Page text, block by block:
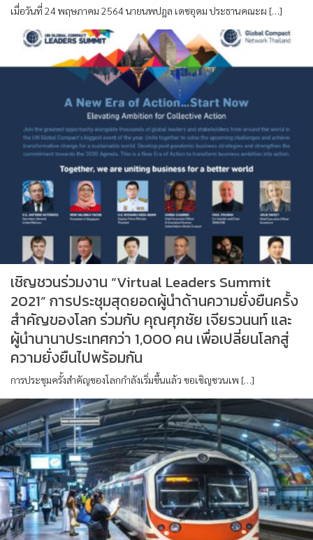
เมื่อวันที่ 24 พฤษภาคม 2564 นายนพปฎล เดชอุดม ประธานคณะผ […]
เชิญชวนร่วมงาน “Virtual Leaders Summit
2021” การประชุมสุดยอดผู้นำด้านความยั่งยืนครั้ง
สำคัญของโลก ร่วมกับ คุณศุภชัย เจียรวนนท์ และ
ผู้นำนานาประเทศกว่า 1,000 คน เพื่อเปลี่ยนโลกสู่
ความยั่งยืนไปพร้อมกัน
การประชุมครั้งสำคัญของโลกกำลังเริ่มขึ้นแล้ว ขอเชิญชวนเพ […]